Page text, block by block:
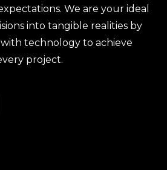
We are your ideal
into tangible realities by
technology to achieve
project.